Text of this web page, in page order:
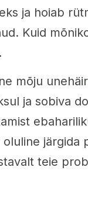
ja hoiab
Kuid
mõju
ja sobiva
järgida
teie